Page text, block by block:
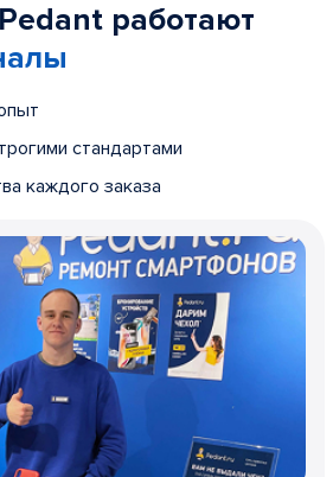
работают
стандартами
каждого заказа